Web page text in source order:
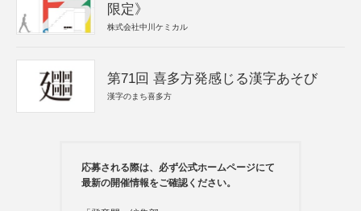
限定》
株式会社中川ケミカル
第71回 喜多方発感じる漢字あそび
漢字のまち喜多方
応募される際は、必ず公式ホームページにて
最新の開催情報をご確認ください。